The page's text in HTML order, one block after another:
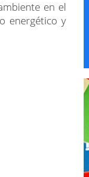
en el
energético y